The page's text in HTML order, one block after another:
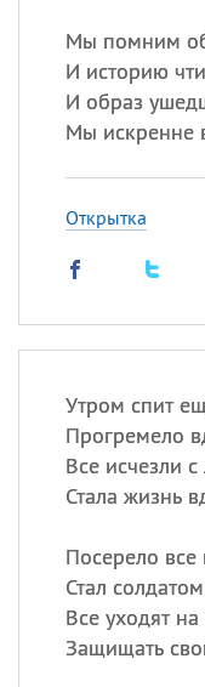
Мы помним
И историю
И образ
Мы искренне
Открытка
Утром спит
Прогремело
Все исчезли
Стала жизнь
Посерело все
Стал
Все уходят
Защищать